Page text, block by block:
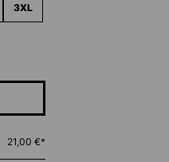
3XL
21,00 €*